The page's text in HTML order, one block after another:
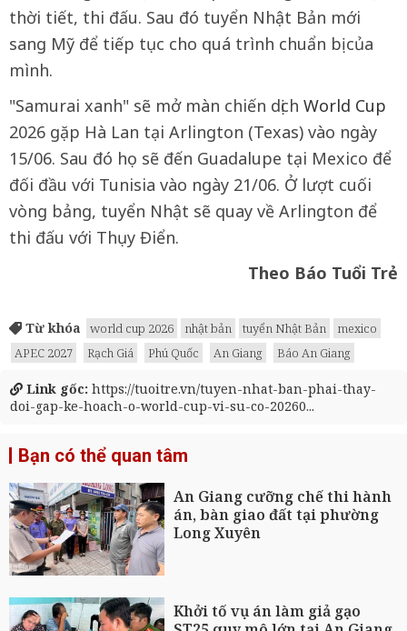
thời tiết, thi đấu. Sau đó tuyển Nhật Bản mới
sang Mỹ để tiếp tục cho quá trình chuẩn bị của
mình.
"Samurai xanh" sẽ mở màn chiến dịch World Cup
2026 gặp Hà Lan tại Arlington (Texas) vào ngày
15/06. Sau đó họ sẽ đến Guadalupe tại Mexico để
đối đầu với Tunisia vào ngày 21/06. Ở lượt cuối
vòng bảng, tuyển Nhật sẽ quay về Arlington để
thi đấu với Thụy Điển.
Theo Báo Tuổi Trẻ
Từ khóa world cup 2026 nhật bản tuyển Nhật Bản
mexico
APEC 2027
Rạch Giá Phú Quốc An Giang Báo An Giang
Link gốc: https://tuoitre.vn/tuyen-nhat-ban-phai-thay-
doi-gap-ke-hoach-o-world-cup-vi-su-co-20260...
Bạn có thể quan tâm
An Giang cưỡng chế thi hành
án, bàn giao đất tại phường
Long Xuyên
Khởi tố vụ án làm giả gạo